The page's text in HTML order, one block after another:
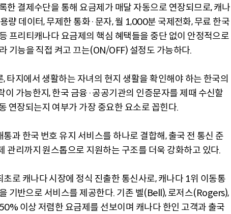
한 결제수단을 통해 요금제가 매달 자동으로 연장되므로, 캐나
량 데이터, 무제한 통화·문자, 월 1,000분 국제전화, 무료 한국
프리티캐나다 요금제의 핵심 혜택들을 중단 없이 안정적으로
기능을 직접 켜고 끄는(ON/OFF) 설정도 가능하다.
타지에서 생활하는 자녀의 현지 생활을 확인해야 하는 한국의
이 가능한지, 한국 금융·공공기관의 인증문자를 제때 수신할
연장되는지 여부가 가장 중요한 요소로 꼽힌다.
과 한국 번호 유지 서비스를 하나로 결합해, 출국 전 통신 준
관리까지 원스톱으로 지원하는 구조를 더욱 강화하고 있다.
로 캐나다 시장에 정식 진출한 통신사로, 캐나다 1위 이동통
기반으로 서비스를 제공한다. 기존 벨(Bell), 로저스(Rogers),
이상 저렴한 요금제를 선보이며 캐나다 한인 고객과 출국